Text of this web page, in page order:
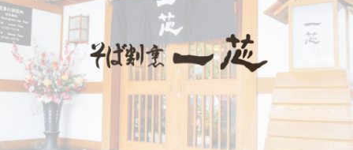
อิซากายะ
ปิ้งย่างญี่ปุ่น/ยากินิกุ
คัตสึด้ง/ทงคัตสึ
ชาบูชาบู/สุกี้ยากี้
แกงกะหรี่ญี่ปุ่น
เจริญกรุง
ธนบุรี
สยาม
ทองหล่อ
เอกมัย
คอลัมน์ความรู้
บทความพิเศษ
บทความที่KOLแนะนำ